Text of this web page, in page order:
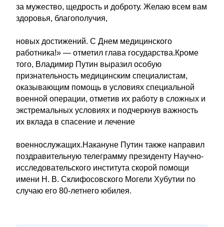
за мужество, щедрость и доброту. Желаю всем вам
здоровья, благополучия,
новых достижений. С Днем медицинского
работника!» — отметил глава государства.Кроме
того, Владимир Путин выразил особую
признательность медицинским специалистам,
оказывающим помощь в условиях специальной
военной операции, отметив их работу в сложных и
экстремальных условиях и подчеркнув важность
их вклада в спасение и лечение
военнослужащих.Накануне Путин также направил
поздравительную телеграмму президенту Научно-
исследовательского института скорой помощи
имени Н. В. Склифосовского Могели Хубутии по
случаю его 80-летнего юбилея.